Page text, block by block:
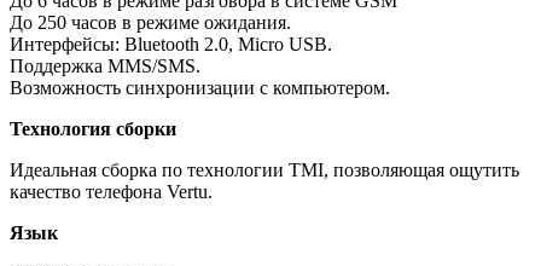
До 250 часов в режиме ожидания.
Интерфейсы: Bluetooth 2.0, Micro USB.
Поддержка MMS/SMS.
Возможность синхронизации с компьютером.
Технология сборки
Идеальная сборка по технологии TMI, позволяющая ощутить
качество телефона Vertu.
Язык